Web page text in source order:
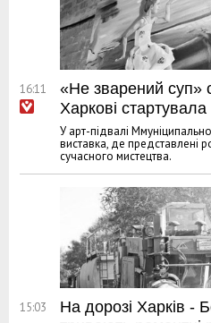
16:11
«Не зварений суп»
Харкові
У арт-підвалі
виставка, де представлені
сучасного мистецтва.
15:03
На дорозі Харків -